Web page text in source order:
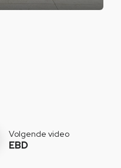
Volgende video
EBD